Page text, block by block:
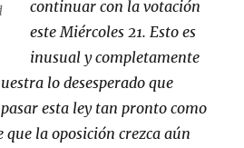
continuar con la votación
este Miércoles 21. Esto es
inusual y completamente
lo desesperado que
esta ley tan pronto como
que la oposición crezca aún